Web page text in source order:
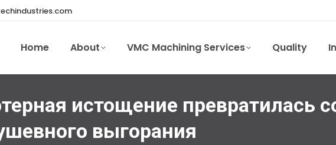
Home About VMC Machining Services Quality
истощение превратилась
выгорания